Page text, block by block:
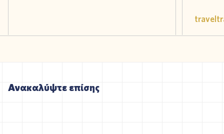
Ανακαλύψτε επίσης